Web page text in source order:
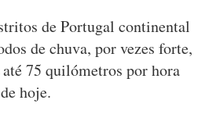
de Portugal continental
de chuva, por vezes forte,
75 quilómetros por hora
hoje.